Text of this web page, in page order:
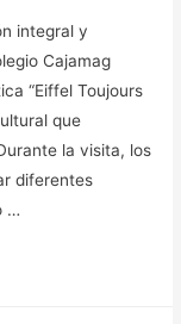
integral y
Cajamag
“Eiffel Toujours
que
la visita, los
diferentes
…